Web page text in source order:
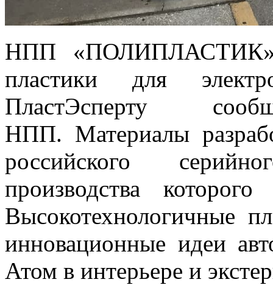
НПП «ПОЛИПЛАСТИК»
пластики для
ПластЭсперту
НПП. Материалы
российского
производства
Высокотехнологичные
инновационные идеи
Атом в интерьере и